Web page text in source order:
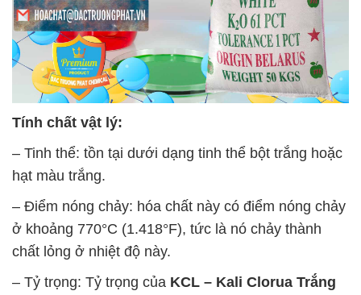
Tính chất vật lý:
– Tinh thể: tồn tại dưới dạng tinh thể bột trắng hoặc
hạt màu trắng.
– Điểm nóng chảy: hóa chất này có điểm nóng chảy
ở khoảng 770°C (1.418°F), tức là nó chảy thành
chất lỏng ở nhiệt độ này.
– Tỷ trọng: Tỷ trọng của KCL – Kali Clorua Trắng